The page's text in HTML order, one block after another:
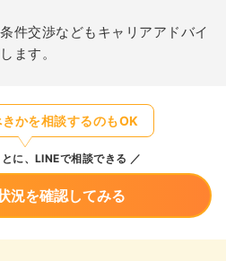
件交渉などもキャリアアドバイ
ます。
かを相談するのもOK
に、LINEで相談できる
況を確認してみる